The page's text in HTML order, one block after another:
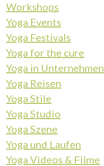
Workshops
Yoga Events
Yoga Festivals
Yoga for the cure
Yoga in Unternehmen
Yoga Reisen
Yoga Stile
Yoga Studio
Yoga Szene
Yoga und Laufen
Yoga Videos & Filme